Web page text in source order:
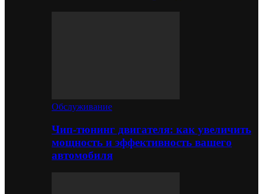
Обслуживание
Чип-тюнинг двигателя: как увеличить
мощность и эффективность вашего
автомобиля